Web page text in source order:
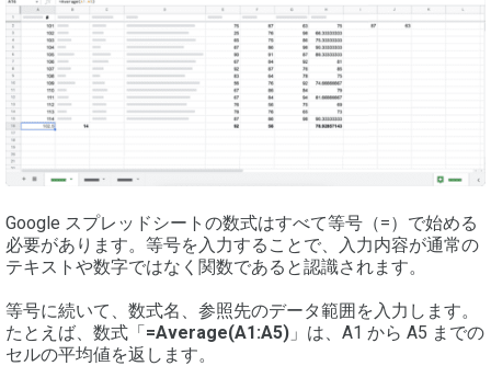
Google スプレッドシートの数式はすべて等号（=）で始める
必要があります。等号を入力することで、入力内容が通常の
テキストや数字ではなく関数であると認識されます。
等号に続いて、数式名、参照先のデータ範囲を入力します。
たとえば、数式「=Average(A1:A5) 」は、A1 から A5 までの
セルの平均値を返します。